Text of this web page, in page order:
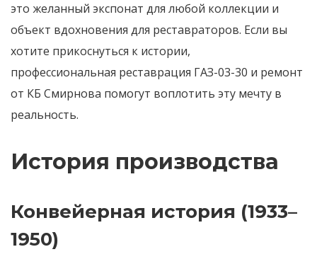
это желанный экспонат для любой коллекции и
объект вдохновения для реставраторов. Если вы
хотите прикоснуться к истории,
профессиональная реставрация ГАЗ-03-30 и ремонт
от КБ Смирнова помогут воплотить эту мечту в
реальность.
История производства
Конвейерная история (1933–
1950)